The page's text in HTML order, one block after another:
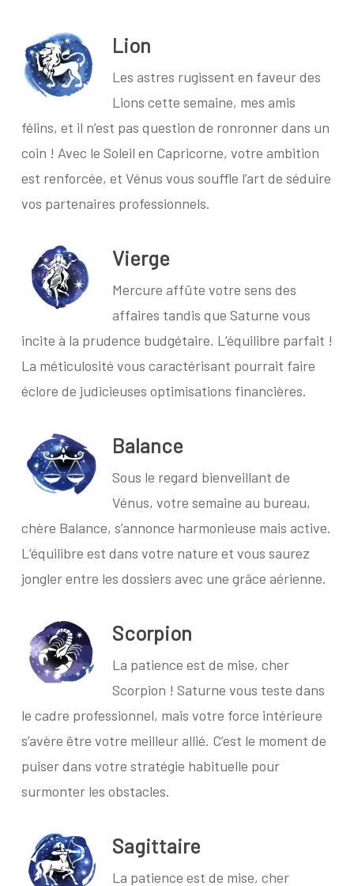
Lion
Les astres rugissent en faveur des
Lions cette semaine, mes amis
félins, et il n’est pas question de ronronner dans un
coin ! Avec le Soleil en Capricorne, votre ambition
est renforcée, et Vénus vous souffle l’art de séduire
vos partenaires professionnels.
Vierge
Mercure affûte votre sens des
affaires tandis que Saturne vous
incite à la prudence budgétaire. L’équilibre parfait !
La méticulosité vous caractérisant pourrait faire
éclore de judicieuses optimisations financières.
Balance
Sous le regard bienveillant de
Vénus, votre semaine au bureau,
chère Balance, s’annonce harmonieuse mais active.
L’équilibre est dans votre nature et vous saurez
jongler entre les dossiers avec une grâce aérienne.
Scorpion
La patience est de mise, cher
Scorpion ! Saturne vous teste dans
le cadre professionnel, mais votre force intérieure
s’avère être votre meilleur allié. C’est le moment de
puiser dans votre stratégie habituelle pour
surmonter les obstacles.
Sagittaire
La patience est de mise, cher